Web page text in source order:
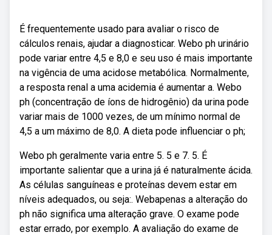
É frequentemente usado para avaliar o risco de
cálculos renais, ajudar a diagnosticar. Webo ph urinário
pode variar entre 4,5 e 8,0 e seu uso é mais importante
na vigência de uma acidose metabólica. Normalmente,
a resposta renal a uma acidemia é aumentar a. Webo
ph (concentração de íons de hidrogênio) da urina pode
variar mais de 1000 vezes, de um mínimo normal de
4,5 a um máximo de 8,0. A dieta pode influenciar o ph;
Webo ph geralmente varia entre 5. 5 e 7. 5. É
importante salientar que a urina já é naturalmente ácida.
As células sanguíneas e proteínas devem estar em
níveis adequados, ou seja:. Webapenas a alteração do
ph não significa uma alteração grave. O exame pode
estar errado, por exemplo. A avaliação do exame de